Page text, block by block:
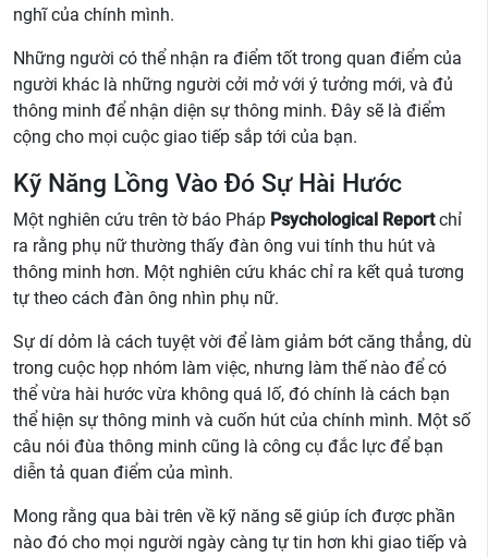
nghĩ của chính mình.
Những người có thể nhận ra điểm tốt trong quan điểm của
người khác là những người cởi mở với ý tưởng mới, và đủ
thông minh để nhận diện sự thông minh. Đây sẽ là điểm
cộng cho mọi cuộc giao tiếp sắp tới của bạn.
Kỹ Năng Lồng Vào Đó Sự Hài Hước
Một nghiên cứu trên tờ báo Pháp Psychological Reportchỉ
ra rằng phụ nữ thường thấy đàn ông vui tính thu hút và
thông minh hơn. Một nghiên cứu khác chỉ ra kết quả tương
tự theo cách đàn ông nhìn phụ nữ.
Sự dí dỏm là cách tuyệt vời để làm giảm bớt căng thẳng, dù
trong cuộc họp nhóm làm việc, nhưng làm thế nào để có
thể vừa hài hước vừa không quá lố, đó chính là cách bạn
thể hiện sự thông minh và cuốn hút của chính mình. Một số
câu nói đùa thông minh cũng là công cụ đắc lực để bạn
diễn tả quan điểm của mình.
Mong rằng qua bài trên về kỹ năng sẽ giúp ích được phần
nào đó cho mọi người ngày càng tự tin hơn khi giao tiếp và